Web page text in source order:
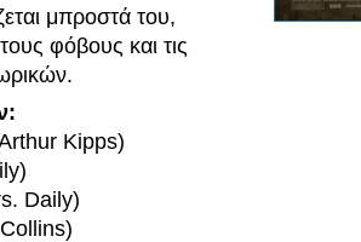
μπροστά του,
φόβους και τις
Kipps)
Daily)